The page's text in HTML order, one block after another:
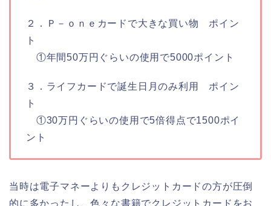
２．Ｐ－ｏｎｅカードで大きな買い物 ポイン
ト
①年間50万円ぐらいの使用で5000ポイント
３．ライフカードで誕生日月のみ利用 ポイン
ト
①30万円ぐらいの使用で5倍得点で1500ポイ
ント
当時は電子マネーよりもクレジットカードの方が圧倒
的に多かったし、色々な書籍でクレジットカードをお